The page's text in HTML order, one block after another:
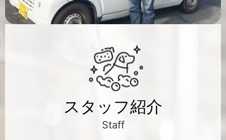
スタッフ紹介
Staff